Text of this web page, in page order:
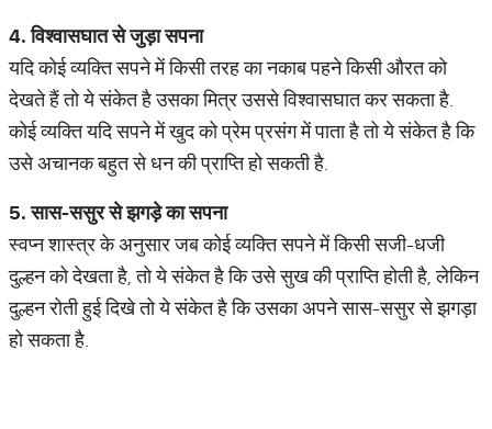
4.विश्वासघातसेजुड़ासपना
यदि कोई व्यक्ति सपने में किसी तरह का नकाब पहने किसी औरत को
देखते हैं तो ये संकेत है उसका मित्र उससे विश्वासघात कर सकता है.
कोई व्यक्ति यदि सपने में खुद को प्रेम प्रसंग में पाता है तो ये संकेत है कि
उसे अचानक बहुत से धन की प्राप्ति हो सकती है.
5.सास-ससुरसेझगड़ेकासपना
स्वप्न शास्त्र के अनुसार जब कोई व्यक्ति सपने में किसी सजी-धजी
दुल्हन को देखता है, तो ये संकेत है कि उसे सुख की प्राप्ति होती है, लेकिन
दुल्हन रोती हुई दिखे तो ये संकेत है कि उसका अपने सास-ससुर से झगड़ा
हो सकता है.